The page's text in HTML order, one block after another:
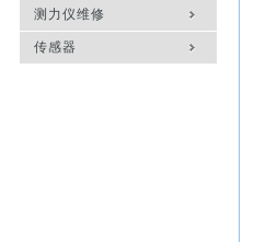
测力仪维修
传感器